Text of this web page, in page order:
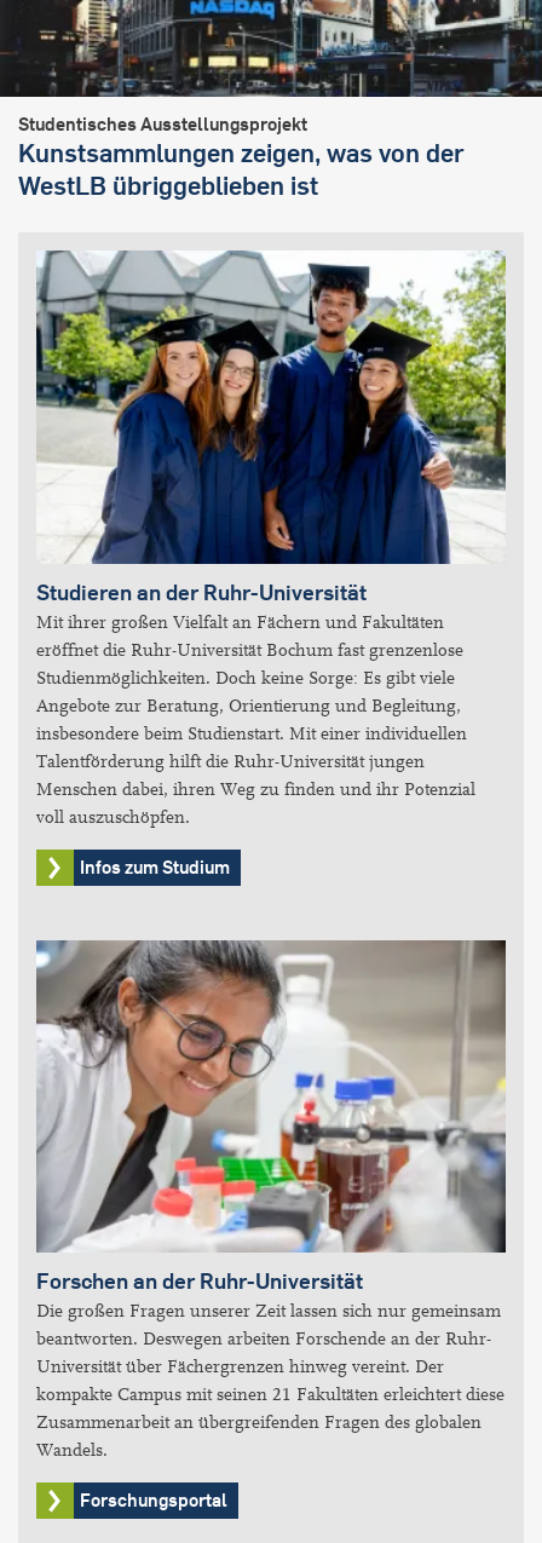
Studentisches Ausstellungsprojekt
Kunstsammlungen zeigen, was von der
WestLB übriggeblieben ist
Studieren an der Ruhr-Universität
Mit ihrer großen Vielfalt an Fächern und Fakultäten
eröffnet die Ruhr-Universität Bochum fast grenzenlose
Studienmöglichkeiten. Doch keine Sorge: Es gibt viele
Angebote zur Beratung, Orientierung und Begleitung,
insbesondere beim Studienstart. Mit einer individuellen
Talentförderung hilft die Ruhr-Universität jungen
Menschen dabei, ihren Weg zu finden und ihr Potenzial
voll auszuschöpfen.
Infos zum Studium
Forschen an der Ruhr-Universität
Die großen Fragen unserer Zeit lassen sich nur gemeinsam
beantworten. Deswegen arbeiten Forschende an der Ruhr-
Universität über Fächergrenzen hinweg vereint. Der
kompakte Campus mit seinen 21 Fakultäten erleichtert diese
Zusammenarbeit an übergreifenden Fragen des globalen
Wandels.
Forschungsportal